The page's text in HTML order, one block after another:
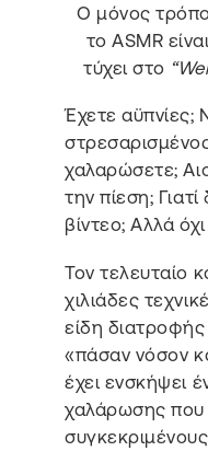
Ο μόνος
το ASMR
τύχει στο
Έχετε αϋπνίες;
χαλαρώσετε;
την πίεση;
βίντεο; Αλλά
Τον τελευταίο
χιλιάδες
είδη
«πάσαν νόσον
έχει ενσκήψει
χαλάρωσης που